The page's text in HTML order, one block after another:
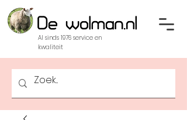
Al sinds 1976 service en
kwaliteit